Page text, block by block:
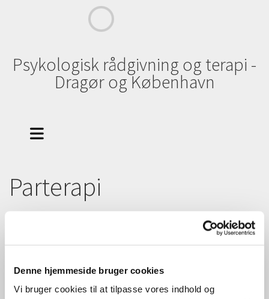
Denne hjemmeside bruger cookies
Vi bruger cookies til at tilpasse vores indhold og
Psykologisk rådgivning og terapi -
Dragør og København
Parterapi
parterapi